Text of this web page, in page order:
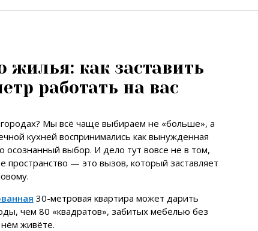
жилья: как заставить
работать на вас
Мы всё чаще выбираем не «больше», а
кухней воспринимались как вынужденная
выбор. И дело тут вовсе не в том,
пространство — это вызов, который заставляет
30-метровая квартира может дарить
чем 80 «квадратов», забитых мебелью без
живёте.